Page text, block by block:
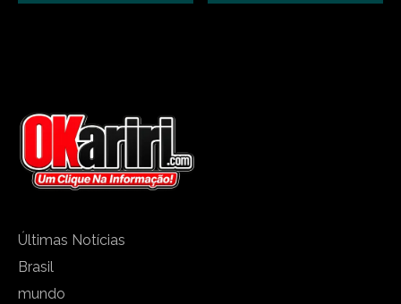
Últimas Notícias
Brasil
mundo